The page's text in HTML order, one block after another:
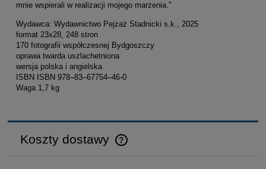
mnie wspierali w realizacji mojego marzenia."
Wydawca: Wydawnictwo Pejzaż Stadnicki s.k., 2025
format 23x28, 248 stron
170 fotografii współczesnej Bydgoszczy
oprawa twarda uszlachetniona
wersja polska i angielska
ISBN ISBN 978–83–67754–46-0
Waga 1,7 kg
Koszty dostawy
Cena nie zawiera ewentualnych kosztów płatności